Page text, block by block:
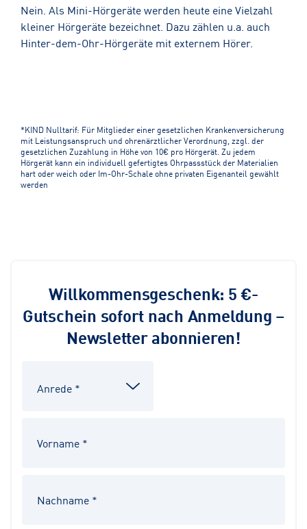
Nein. Als Mini-Hörgeräte werden heute eine Vielzahl
kleiner Hörgeräte bezeichnet. Dazu zählen u.a. auch
Hinter-dem-Ohr-Hörgeräte mit externem Hörer.
*KIND Nulltarif: Für Mitglieder einer gesetzlichen Krankenversicherung
mit Leistungsanspruch und ohrenärztlicher Verordnung, zzgl. der
gesetzlichen Zuzahlung in Höhe von 10€ pro Hörgerät. Zu jedem
Hörgerät kann ein individuell gefertigtes Ohrpassstück der Materialien
hart oder weich oder Im-Ohr-Schale ohne privaten Eigenanteil gewählt
werden
Willkommensgeschenk: 5 €-
Gutschein sofort nach Anmeldung –
Newsletter abonnieren!